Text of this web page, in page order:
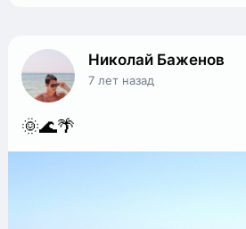
Николай Баженов
7 лет назад
🌞🌊🌴